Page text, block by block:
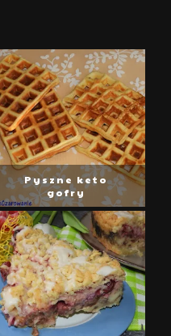
Pyszne keto
gofry